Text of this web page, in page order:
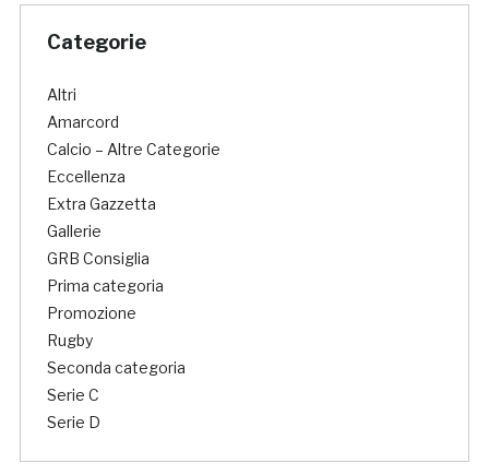
Categorie
Altri
Amarcord
Calcio – Altre Categorie
Eccellenza
Extra Gazzetta
Gallerie
GRB Consiglia
Prima categoria
Promozione
Rugby
Seconda categoria
Serie C
Serie D